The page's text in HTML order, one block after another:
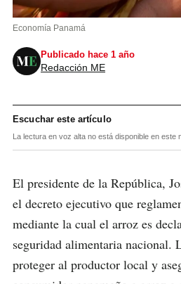
Economía Panamá
Publicado hace 1 año
Redacción ME
Escuchar este artículo
La lectura en voz alta no está disponible en este
El presidente de la República,
el decreto ejecutivo que
mediante la cual el arroz es
seguridad alimentaria nacional.
proteger al productor local y